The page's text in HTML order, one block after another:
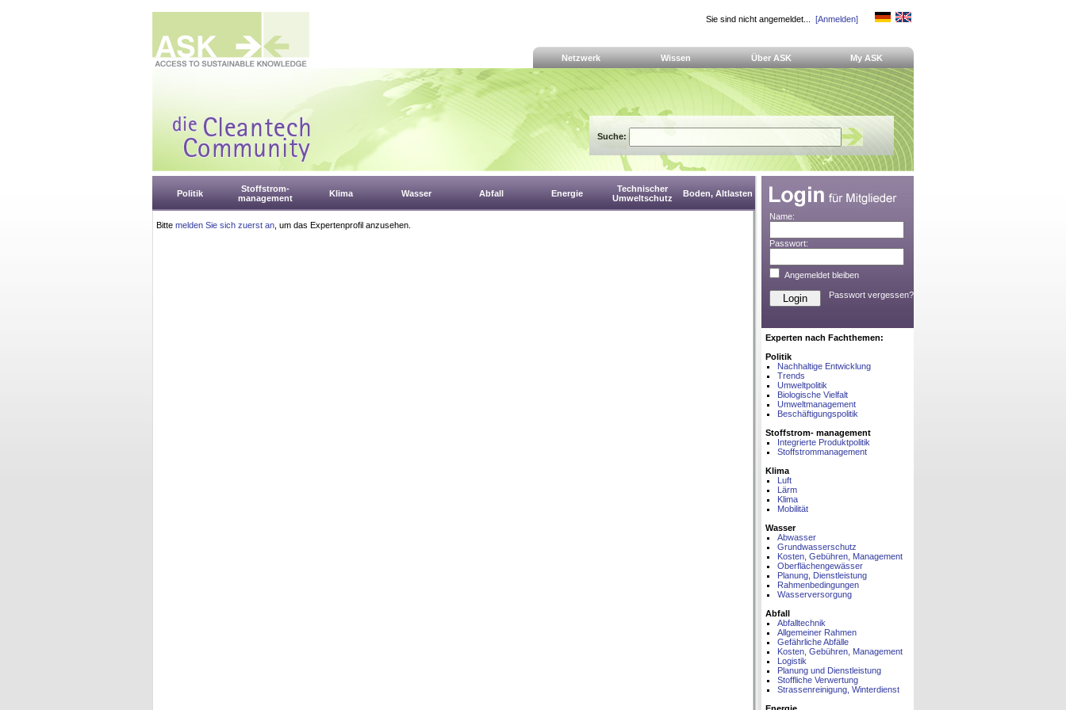
Sie sind nicht angemeldet... [Anmelden]
Netzwerk Wissen Über ASK My ASK
Suche:
Politik
Stoffstrom-
management
Klima Wasser Abfall Energie
Technischer
Umweltschutz
Boden, Altlasten
Bitte melden Sie sich zuerst an , um das Expertenprofil anzusehen.
Name:
Passwort:
Angemeldet bleiben
Passwort vergessen?
Experten nach Fachthemen:
Politik
Nachhaltige Entwicklung
Trends
Umweltpolitik
Biologische Vielfalt
Umweltmanagement
Beschäftigungspolitik
Stoffstrom- management
Integrierte Produktpolitik
Stoffstrommanagement
Klima
Luft
Lärm
Klima
Mobilität
Wasser
Abwasser
Grundwasserschutz
Kosten, Gebühren, Management
Oberflächengewässer
Planung, Dienstleistung
Rahmenbedingungen
Wasserversorgung
Abfall
Abfalltechnik
Allgemeiner Rahmen
Gefährliche Abfälle
Kosten, Gebühren, Management
Logistik
Planung und Dienstleistung
Stoffliche Verwertung
Strassenreinigung, Winterdienst